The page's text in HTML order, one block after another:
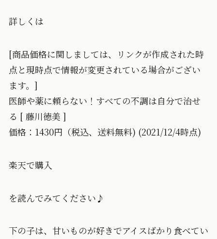
詳しくは
[商品価格に関しましては、リンクが作成された時
点と現時点で情報が変更されている場合がござい
ます。]
医師や薬に頼らない！すべての不調は自分で治せ
る [ 藤川徳美 ]
価格：1430円（税込、送料無料) (2021/12/4時点)
楽天で購入
を読んでみてください♪
下の子は、甘いものが好きでアイスばかり食べてい